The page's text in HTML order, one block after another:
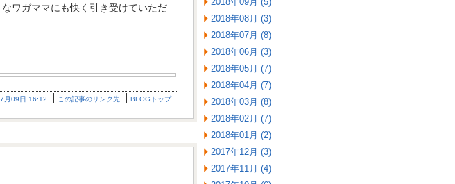
ワガママにも快く引き受けていただ
月09日 16:12 この記事のリンク先 BLOGトップ
2018年08月 (3)
2018年07月 (8)
2018年06月 (3)
2018年05月 (7)
2018年04月 (7)
2018年03月 (8)
2018年02月 (7)
2018年01月 (2)
2017年12月 (3)
2017年11月 (4)